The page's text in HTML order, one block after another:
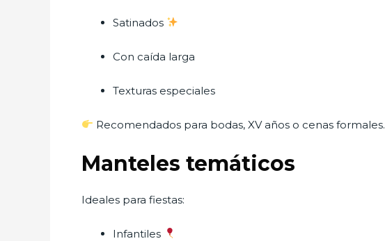
Satinados
Con caída larga
Texturas especiales
Recomendados para bodas, XV años o cenas formales.
Manteles temáticos
Ideales para fiestas:
Infantiles